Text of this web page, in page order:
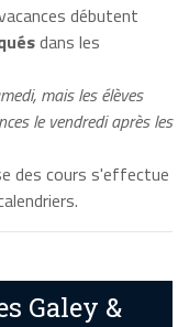
débutent
dans les
mais les élèves
le vendredi après les
des cours s'effectue
Galey &